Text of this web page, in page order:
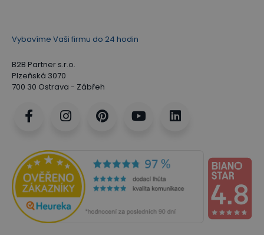
Vybavíme Vaši firmu do 24 hodin
B2B Partner s.r.o.
Plzeňská 3070
700 30 Ostrava - Zábřeh